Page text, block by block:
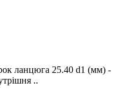
ланцюга 25.40 d1 (мм) -
..